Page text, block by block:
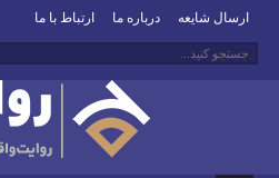
ارسال شایعه درباره ما ارتباط با ما